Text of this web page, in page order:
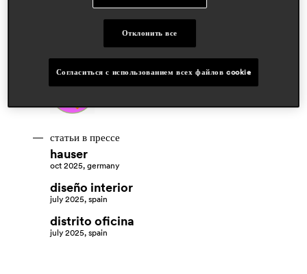
hospitality
награды
статьи в прессе
hauser
oct 2025, germany
diseño interior
july 2025, spain
distrito oficina
july 2025, spain
Отклонить все
Согласиться с использованием всех файлов cookie